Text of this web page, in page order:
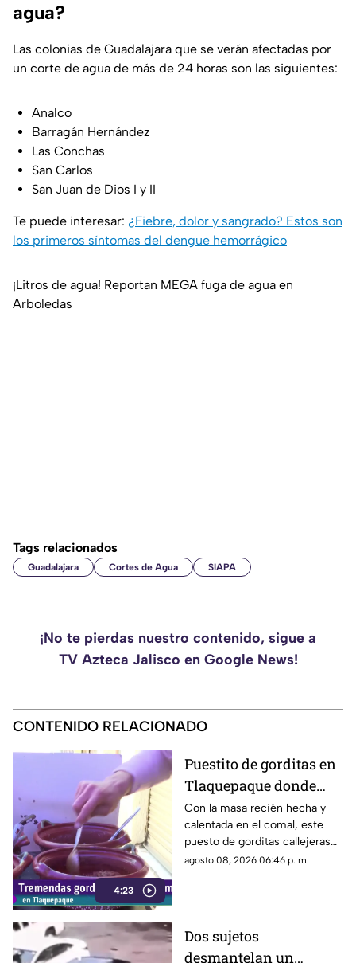
agua?
Las colonias de Guadalajara que se verán afectadas por
un corte de agua de más de 24 horas son las siguientes:
Analco
Barragán Hernández
Las Conchas
San Carlos
San Juan de Dios I y II
Te puede interesar: ¿Fiebre, dolor y sangrado? Estos son
los primeros síntomas del dengue hemorrágico
¡Litros de agua! Reportan MEGA fuga de agua en
Arboledas
Tags relacionados
Guadalajara Cortes de Agua SIAPA
¡No te pierdas nuestro contenido, sigue a
TV Azteca Jalisco en Google News!
CONTENIDO RELACIONADO
4:23
Puestito de gorditas en
Tlaquepaque donde
una nunca es suficiente
Con la masa recién hecha y
calentada en el comal, este
puesto de gorditas callejeras
en Tlaquepaque promete
agosto 08, 2026 06:46 p. m.
Dos sujetos
desmantelan un